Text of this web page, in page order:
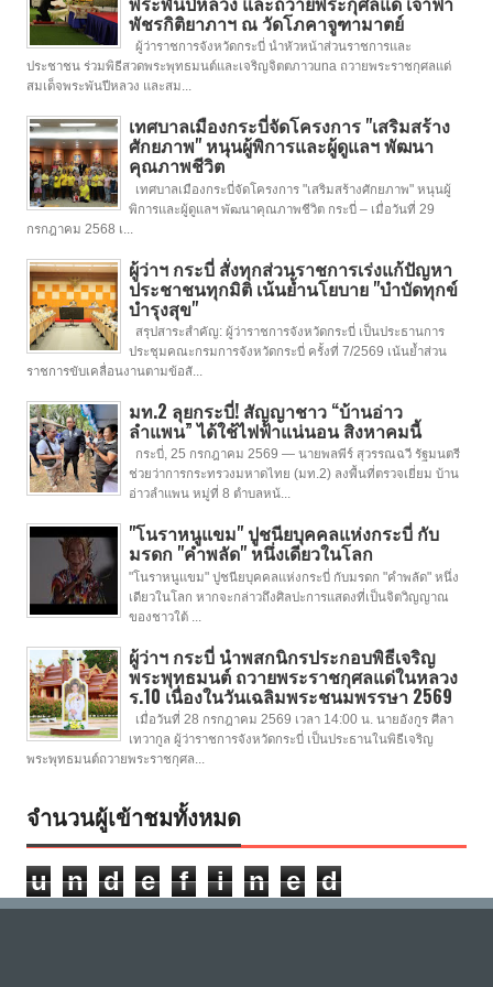
พัชรกิติยาภาฯ ณ วัดโภคาจูฑามาตย์
ผู้ว่าราชการจังหวัดกระบี่ นำหัวหน้าส่วนราชการและ
ประชาชน ร่วมพิธีสวดพระพุทธมนต์และเจริญจิตตภาวuna ถวายพระราชกุศลแด่
สมเด็จพระพันปีหลวง และสม...
เทศบาลเมืองกระบี่จัดโครงการ "เสริมสร้าง
ศักยภาพ" หนุนผู้พิการและผู้ดูแลฯ พัฒนา
คุณภาพชีวิต
เทศบาลเมืองกระบี่จัดโครงการ "เสริมสร้างศักยภาพ" หนุนผู้
พิการและผู้ดูแลฯ พัฒนาคุณภาพชีวิต กระบี่ – เมื่อวันที่ 29
กรกฎาคม 2568 เ...
ผู้ว่าฯ กระบี่ สั่งทุกส่วนราชการเร่งแก้ปัญหา
ประชาชนทุกมิติ เน้นย้ำนโยบาย "บำบัดทุกข์
บำรุงสุข"
สรุปสาระสำคัญ: ผู้ว่าราชการจังหวัดกระบี่ เป็นประธานการ
ประชุมคณะกรมการจังหวัดกระบี่ ครั้งที่ 7/2569 เน้นย้ำส่วน
ราชการขับเคลื่อนงานตามข้อสั...
มท.2 ลุยกระบี่! สัญญาชาว “บ้านอ่าว
ลำแพน” ได้ใช้ไฟฟ้าแน่นอน สิงหาคมนี้
กระบี่, 25 กรกฎาคม 2569 — นายพลพีร์ สุวรรณฉวี รัฐมนตรี
ช่วยว่าการกระทรวงมหาดไทย (มท.2) ลงพื้นที่ตรวจเยี่ยม บ้าน
อ่าวลำแพน หมู่ที่ 8 ตำบลหน้...
"โนราหนูแขม" ปูชนียบุคคลแห่งกระบี่ กับ
มรดก "คำพลัด" หนึ่งเดียวในโลก
"โนราหนูแขม" ปูชนียบุคคลแห่งกระบี่ กับมรดก "คำพลัด" หนึ่ง
เดียวในโลก หากจะกล่าวถึงศิลปะการแสดงที่เป็นจิตวิญญาณ
ของชาวใต้ ...
ผู้ว่าฯ กระบี่ นำพสกนิกรประกอบพิธีเจริญ
พระพุทธมนต์ ถวายพระราชกุศลแด่ในหลวง
ร.10 เนื่องในวันเฉลิมพระชนมพรรษา 2569
เมื่อวันที่ 28 กรกฎาคม 2569 เวลา 14:00 น. นายอังกูร ศีลา
เทวากูล ผู้ว่าราชการจังหวัดกระบี่ เป็นประธานในพิธีเจริญ
พระพุทธมนต์ถวายพระราชกุศล...
จำนวนผู้เข้าชมทั้งหมด
u n d e f i n e d